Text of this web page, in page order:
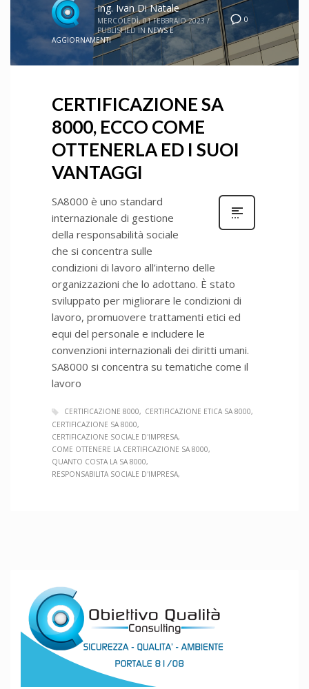
0
Ing. Ivan Di Natale
MERCOLEDÌ, 01 FEBBRAIO 2023 /
PUBLISHED IN NEWS E
AGGIORNAMENTI
CERTIFICAZIONE SA
8000, ECCO COME
OTTENERLA ED I SUOI
VANTAGGI
SA8000 è uno standard
internazionale di gestione
della responsabilità sociale
che si concentra sulle
condizioni di lavoro all’interno delle
organizzazioni che lo adottano. È stato
sviluppato per migliorare le condizioni di
lavoro, promuovere trattamenti etici ed
equi del personale e includere le
convenzioni internazionali dei diritti umani.
SA8000 si concentra su tematiche come il
lavoro
CERTIFICAZIONE 8000
CERTIFICAZIONE ETICA SA 8000
CERTIFICAZIONE SA 8000
CERTIFICAZIONE SOCIALE D'IMPRESA
COME OTTENERE LA CERTIFICAZIONE SA 8000
QUANTO COSTA LA SA 8000
RESPONSABILITA SOCIALE D'IMPRESA